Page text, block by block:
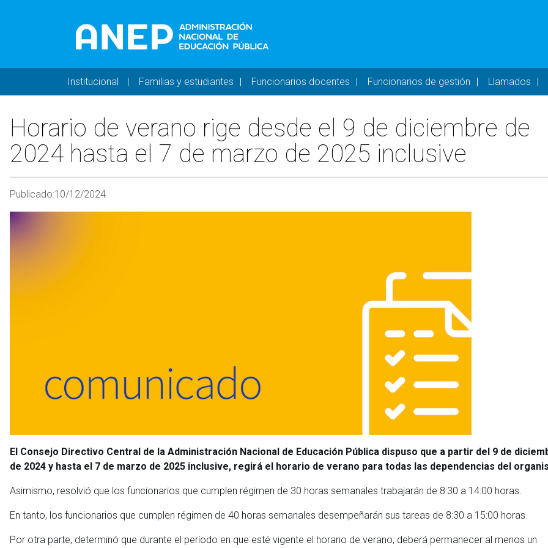
Navegación principal - DESKTOP
Institucional Familias y estudiantes Funcionarios docentes Funcionarios de gestión Llamados
Horario de verano rige desde el 9 de diciembre de
2024 hasta el 7 de marzo de 2025 inclusive
Publicado:10/12/2024
El Consejo Directivo Central de la Administración Nacional de Educación Pública dispuso que a partir del 9 de
de 2024 y hasta el 7 de marzo de 2025 inclusive, regirá el horario de verano para todas las dependencias del
Asimismo, resolvió que los funcionarios que cumplen régimen de 30 horas semanales trabajarán de 8:30 a 14:00 horas.
En tanto, los funcionarios que cumplen régimen de 40 horas semanales desempeñarán sus tareas de 8:30 a 15:00 horas.
Por otra parte, determinó que durante el período en que esté vigente el horario de verano, deberá permanecer al menos un